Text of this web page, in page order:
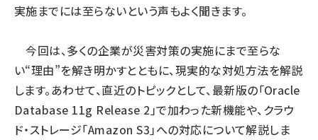
実施までには至らないという声もよく聞きます。
今回は、多くの企業が災害対策の実施にまで至らな
い“理由”を解き明かすとともに、現実的な対処方法を解説
します。あわせて、直近のトピックとして、最新版の「Oracle
Database 11g Release 2」で加わった新機能や、クラウ
ド・ストレージ「Amazon S3」への対応について解説しま